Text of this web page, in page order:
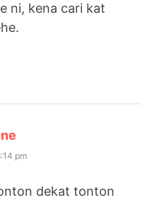
ni, kena cari kat
pm
dekat tonton